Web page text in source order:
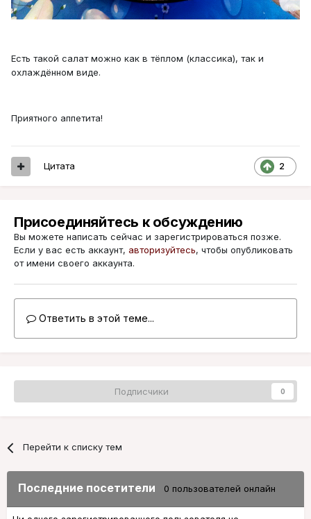
Есть такой салат можно как в тёплом (классика), так и
охлаждённом виде.
Приятного аппетита!
2
Цитата
Присоединяйтесь к обсуждению
Вы можете написать сейчас и зарегистрироваться позже.
Если у вас есть аккаунт, авторизуйтесь, чтобы опубликовать
от имени своего аккаунта.
Ответить в этой теме...
Подписчики 0
Перейти к списку тем
Последние посетители 0 пользователей онлайн